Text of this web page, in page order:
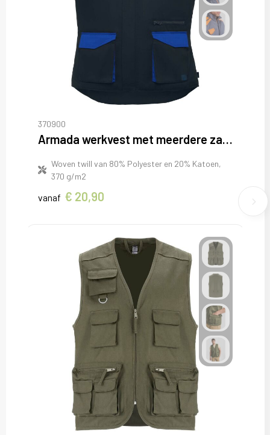
370900
Armada werkvest met meerdere zakken
Woven twill van 80% Polyester en 20% Katoen,
370 g/m2
vanaf € 20,90